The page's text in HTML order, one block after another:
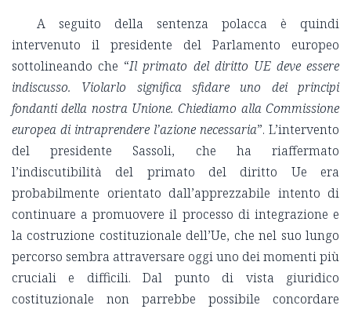
A seguito della sentenza polacca è quindi
intervenuto il presidente del Parlamento europeo
sottolineando che “Il primato del diritto UE deve essere
indiscusso. Violarlo significa sfidare uno dei principi
fondanti della nostra Unione. Chiediamo alla Commissione
europea di intraprendere l’azione necessaria”. L’intervento
del presidente Sassoli, che ha riaffermato
l’indiscutibilità del primato del diritto Ue era
probabilmente orientato dall’apprezzabile intento di
continuare a promuovere il processo di integrazione e
la costruzione costituzionale dell’Ue, che nel suo lungo
percorso sembra attraversare oggi uno dei momenti più
cruciali e difficili. Dal punto di vista giuridico
costituzionale non parrebbe possibile concordare